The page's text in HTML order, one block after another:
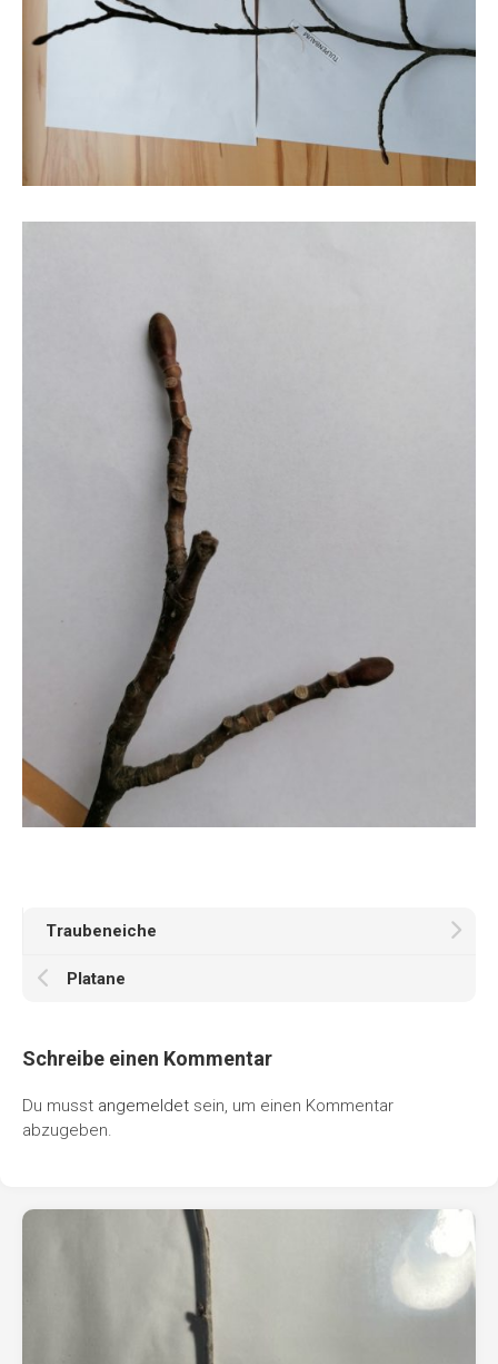
Traubeneiche
Platane
Schreibe einen Kommentar
Du musst angemeldet sein, um einen Kommentar
abzugeben.